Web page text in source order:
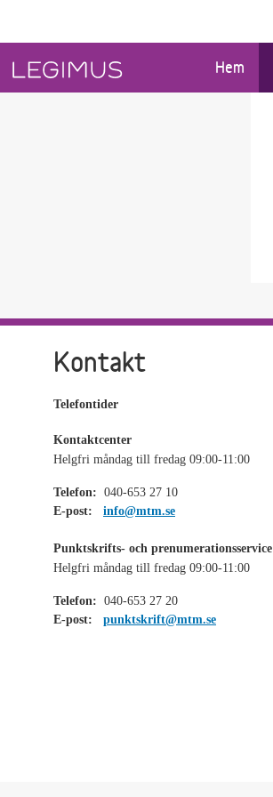
Hem
Kontakt
Telefontider
Kontaktcenter
Helgfri måndag till fredag 09:00-11:00
Telefon: 040-653 27 10
E-post:
info@mtm.se
Punktskrifts- och prenumerationsservice
Helgfri måndag till fredag 09:00-11:00
Telefon: 040-653 27 20
E-post:
punktskrift@mtm.se